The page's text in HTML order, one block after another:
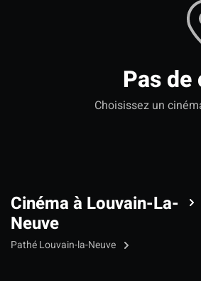
Pas de
Choisissez un
Cinéma à Louvain-La-
Neuve
Pathé Louvain-la-Neuve